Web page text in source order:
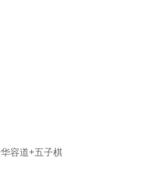
容道+五子棋